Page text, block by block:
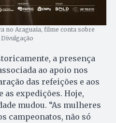
no Araguaia, filme conta sobre
a presença
ao apoio nos
das refeições e aos
as expedições. Hoje,
mudou. “As mulheres
campeonatos, não só